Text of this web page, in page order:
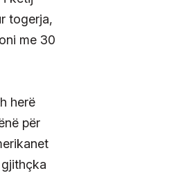
togerja,
me 30
herë
për